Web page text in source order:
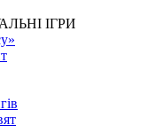
ІГРИ